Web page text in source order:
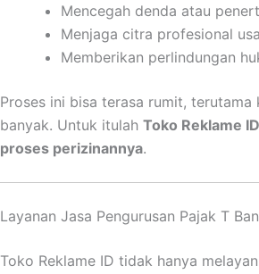
Mencegah denda atau
Menjaga citra profesional
Memberikan perlindungan
Proses ini bisa terasa rumit,
banyak. Untuk itulah Toko Reklame
proses perizinannya.
Layanan Jasa Pengurusan Pajak T
Toko Reklame ID tidak hanya